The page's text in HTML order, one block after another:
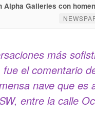
Alpha Galleries con
más
fue el comentario
nave que
entre la calle